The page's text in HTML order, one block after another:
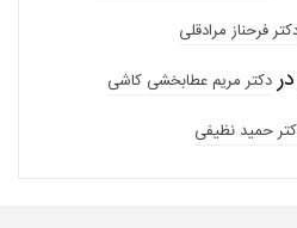
فرحناز مرادقلی
دردکتر مریم عطابخشی کاشی
حمید نظیفی